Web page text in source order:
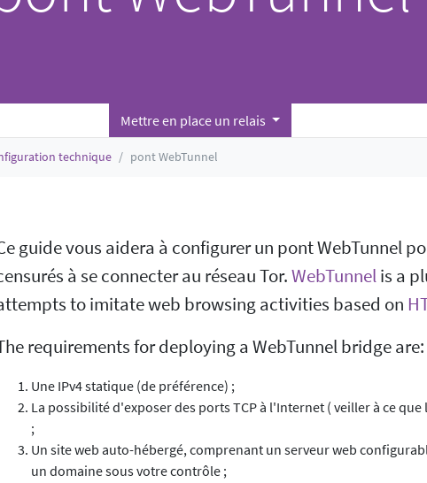
Mettre en place un relais
technique pont WebTunnel
guide vous aidera à configurer un pont WebTunnel
à se connecter au réseau Tor.WebTunnelis a
to imitate web browsing activities based on
requirements for deploying a WebTunnel bridge are:
Une IPv4 statique (de préférence) ;
La possibilité d'exposer des ports TCP à l'Internet ( veiller à ce que
;
Un site web auto-hébergé, comprenant un serveur web
un domaine sous votre contrôle ;